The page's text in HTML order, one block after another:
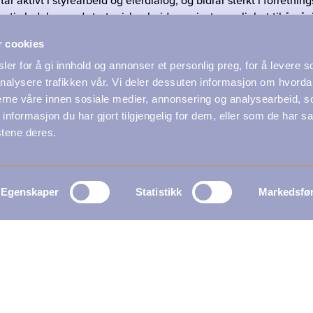
cookies
for å gi innhold og annonser et personlig preg, for å levere
trafikken vår. Vi deler dessuten informasjon om
våre innen sosiale medier, annonsering og analysearbeid,
du har gjort tilgjengelig for dem, eller som de har
deres.
Egenskaper Statistikk
ledelse med strategisk arbeid, og gir stor mulighet til å
forretningsforståelse og gjennomføringsevne. Du har
fra energi, industri eller produksjon. Kjennskap til
utvikling og verdier som betyr noe for både eiere og
ved Elise Nilsson, tlf. 991 07 032, eller Atle Ronglan, tlf.,